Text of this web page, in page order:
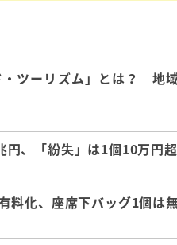
ツーリズム」とは？ 地
円、「紛失」は1個10万
料化、座席下バッグ1個は